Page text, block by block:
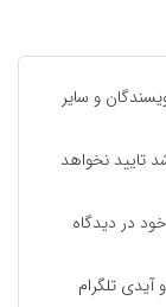
و سایر
تایید نخواهد
در دیدگاه
آیدی تلگرام